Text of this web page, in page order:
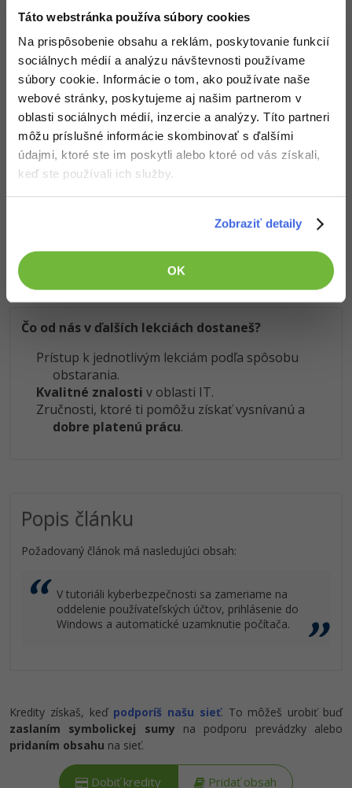
Táto webstránka používa súbory cookies
Na prispôsobenie obsahu a reklám, poskytovanie funkcií
sociálnych médií a analýzu návštevnosti používame
súbory cookie. Informácie o tom, ako používate naše
webové stránky, poskytujeme aj našim partnerom v
oblasti sociálnych médií, inzercie a analýzy. Títo partneri
môžu príslušné informácie skombinovať s ďalšími
údajmi, ktoré ste im poskytli alebo ktoré od vás získali,
keď ste používali ich služby.
Zobraziť detaily
OK
...koniec náhľadu článku...
Pokračuj ďalej
Kúpiť PRO verziu kurzu
Vedomosti v hodnote stoviek tisíc získaš za pár eur
Došiel si až sem a to je super! Veríme, že ti prvé lekcie
ukázali niečo nového a užitočného.
Chceš v kurze pokračovať? Prejdi doprémiové sekcie.
Obsah článku spadá pod licenciuPremium, kúpou článku súhlasíš
so
Čo od nás v ďalších lekciách dostaneš?
Prístup k jednotlivým lekciám podľa spôsobu
obstarania.
Kvalitné znalosti v oblasti IT.
Zručnosti, ktoré ti pomôžu získať vysnívanú a
dobre platenú prácu.
Popis článku
Požadovaný článok má nasledujúci obsah:
V tutoriáli kyberbezpečnosti sa zameriame na
oddelenie používateľských účtov, prihlásenie do
Windows a automatické uzamknutie počítača.
Kredity získaš, keď podporíš našu sieť. To môžeš urobiť buď
zaslaním symbolickej sumy na podporu prevádzky alebo
pridaním obsahu na sieť.
Dobiť kredity Pridať obsah